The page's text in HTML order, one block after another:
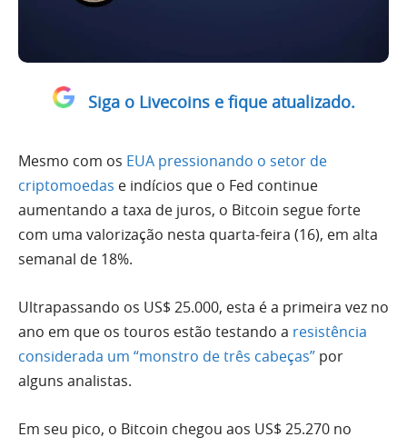
Siga o Livecoins e fique atualizado.
Mesmo com os EUA pressionando o setor de
criptomoedas e indícios que o Fed continue
aumentando a taxa de juros, o Bitcoin segue forte
com uma valorização nesta quarta-feira (16), em alta
semanal de 18%.
Ultrapassando os US$ 25.000, esta é a primeira vez no
ano em que os touros estão testando a resistência
considerada um “monstro de três cabeças” por
alguns analistas.
Em seu pico, o Bitcoin chegou aos US$ 25.270 no